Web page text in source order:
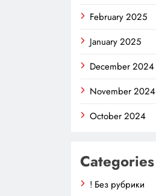
February 2025
January 2025
December 2024
November 2024
October 2024
Categories
! Без рубрики